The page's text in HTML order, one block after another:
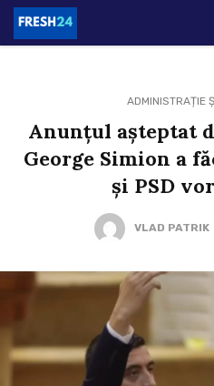
ADMINISTRAȚIE
Anunțul așteptat
George Simion a
și PSD
VLAD PATRIK